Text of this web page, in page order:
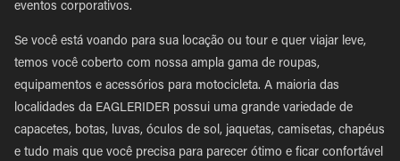
eventos corporativos.
Se você está voando para sua locação ou tour e quer viajar leve,
temos você coberto com nossa ampla gama de roupas,
equipamentos e acessórios para motocicleta. A maioria das
localidades da EAGLERIDER possui uma grande variedade de
capacetes, botas, luvas, óculos de sol, jaquetas, camisetas, chapéus
e tudo mais que você precisa para parecer ótimo e ficar confortável